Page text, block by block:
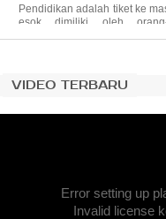
Pendidikan adalah tiket ke
esok dimiliki oleh
Pendidikan bukanlah
Buku adalah pengusung
(Rizal Faizal)
VIDEO TERBARU
Error setting up
Invalid license